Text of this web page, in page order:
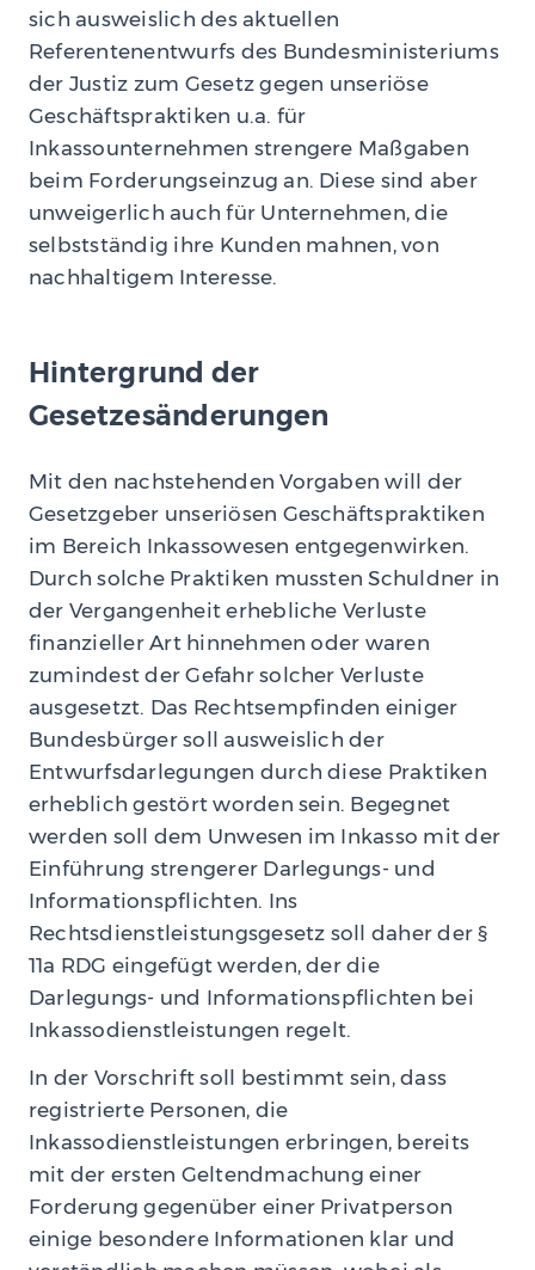
sich ausweislich des aktuellen
Referentenentwurfs des Bundesministeriums
der Justiz zum Gesetz gegen unseriöse
Geschäftspraktiken u.a. für
Inkassounternehmen strengere Maßgaben
beim Forderungseinzug an. Diese sind aber
unweigerlich auch für Unternehmen, die
selbstständig ihre Kunden mahnen, von
nachhaltigem Interesse.
Hintergrund der
Gesetzesänderungen
Mit den nachstehenden Vorgaben will der
Gesetzgeber unseriösen Geschäftspraktiken
im Bereich Inkassowesen entgegenwirken.
Durch solche Praktiken mussten Schuldner in
der Vergangenheit erhebliche Verluste
finanzieller Art hinnehmen oder waren
zumindest der Gefahr solcher Verluste
ausgesetzt. Das Rechtsempfinden einiger
Bundesbürger soll ausweislich der
Entwurfsdarlegungen durch diese Praktiken
erheblich gestört worden sein. Begegnet
werden soll dem Unwesen im Inkasso mit der
Einführung strengerer Darlegungs- und
Informationspflichten. Ins
Rechtsdienstleistungsgesetz soll daher der §
11a RDG eingefügt werden, der die
Darlegungs- und Informationspflichten bei
Inkassodienstleistungen regelt.
In der Vorschrift soll bestimmt sein, dass
registrierte Personen, die
Inkassodienstleistungen erbringen, bereits
mit der ersten Geltendmachung einer
Forderung gegenüber einer Privatperson
einige besondere Informationen klar und